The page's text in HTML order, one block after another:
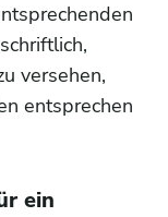
versehen,
entsprechen
ein